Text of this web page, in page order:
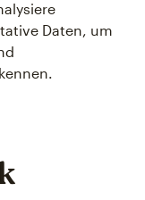
Daten, um